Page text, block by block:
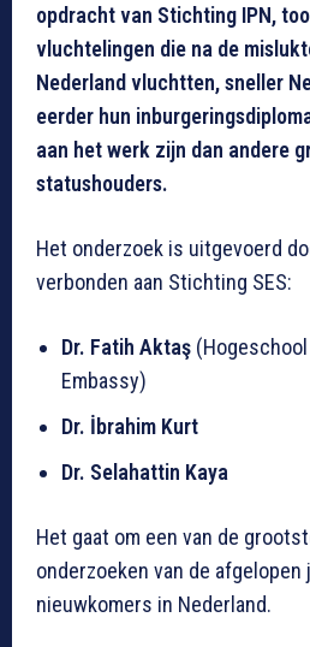
opdracht van Stichting IPN,
vluchtelingen die na de
Nederland vluchtten, sneller
eerder hun
aan het werk zijn dan andere
statushouders.
Het onderzoek is uitgevoerd
verbonden aan Stichting SES:
Dr. Fatih Aktaş
Embassy)
Dr. İbrahim Kurt
Dr. Selahattin Kaya
Het gaat om een van de
onderzoeken van de afgelopen
nieuwkomers in Nederland.